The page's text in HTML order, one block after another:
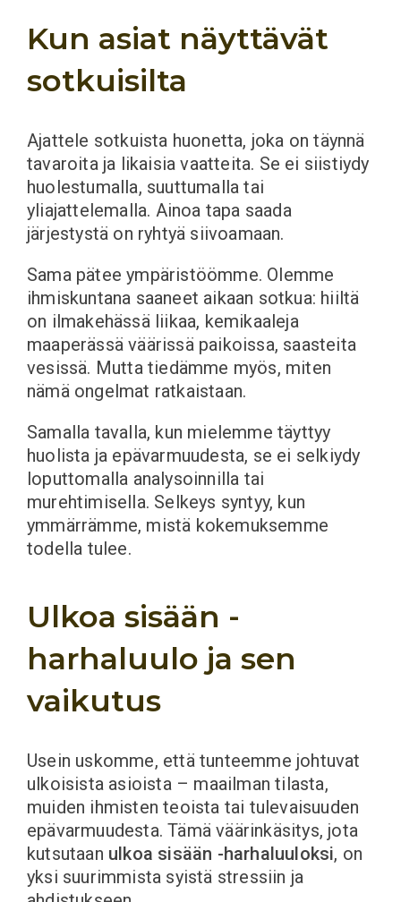
Kun asiat näyttävät
sotkuisilta
Ajattele sotkuista huonetta, joka on täynnä
tavaroita ja likaisia vaatteita. Se ei siistiydy
huolestumalla, suuttumalla tai
yliajattelemalla. Ainoa tapa saada
järjestystä on ryhtyä siivoamaan.
Sama pätee ympäristöömme. Olemme
ihmiskuntana saaneet aikaan sotkua: hiiltä
on ilmakehässä liikaa, kemikaaleja
maaperässä väärissä paikoissa, saasteita
vesissä. Mutta tiedämme myös, miten
nämä ongelmat ratkaistaan.
Samalla tavalla, kun mielemme täyttyy
huolista ja epävarmuudesta, se ei selkiydy
loputtomalla analysoinnilla tai
murehtimisella. Selkeys syntyy, kun
ymmärrämme, mistä kokemuksemme
todella tulee.
Ulkoa sisään -
harhaluulo ja sen
vaikutus
Usein uskomme, että tunteemme johtuvat
ulkoisista asioista – maailman tilasta,
muiden ihmisten teoista tai tulevaisuuden
epävarmuudesta. Tämä väärinkäsitys, jota
kutsutaan ulkoa sisään -harhaluuloksi, on
yksi suurimmista syistä stressiin ja